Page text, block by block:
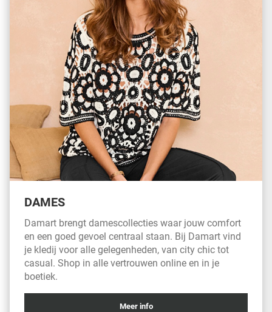
DAMES
Damart brengt damescollecties waar jouw comfort
en een goed gevoel centraal staan. Bij Damart vind
je kledij voor alle gelegenheden, van city chic tot
casual. Shop in alle vertrouwen online en in je
boetiek.
Meer info